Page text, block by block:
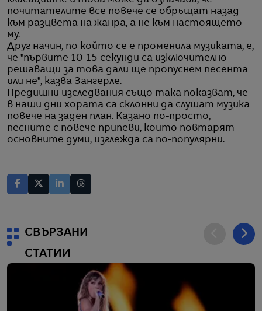
почитателите все повече се обръщат назад
към разцвета на жанра, а не към настоящето
му.
Друг начин, по който се е променила музиката, е,
че "първите 10-15 секунди са изключително
решаващи за това дали ще пропуснем песента
или не", казва Зангерле.
Предишни изследвания също така показват, че
в наши дни хората са склонни да слушат музика
повече на заден план. Казано по-просто,
песните с повече припеви, които повтарят
основните думи, изглежда са по-популярни.
СВЪРЗАНИ
СТАТИИ